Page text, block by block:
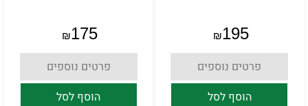
₪195
פרטים נוספים
הוסף לסל
₪175
פרטים נוספים
הוסף לסל